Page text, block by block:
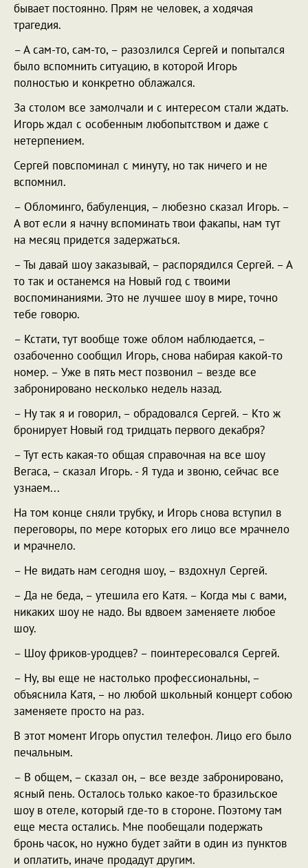
бывает постоянно. Прям не человек, а ходячая
трагедия.
– А сам-то, сам-то, – разозлился Сергей и попытался
было вспомнить ситуацию, в которой Игорь
полностью и конкретно облажался.
За столом все замолчали и с интересом стали ждать.
Игорь ждал с особенным любопытством и даже с
нетерпением.
Сергей повспоминал с минуту, но так ничего и не
вспомнил.
– Обломинго, бабуленция, – любезно сказал Игорь. –
А вот если я начну вспоминать твои факапы, нам тут
на месяц придется задержаться.
– Ты давай шоу заказывай, – распорядился Сергей. – А
то так и останемся на Новый год с твоими
воспоминаниями. Это не лучшее шоу в мире, точно
тебе говорю.
– Кстати, тут вообще тоже облом наблюдается, –
озабоченно сообщил Игорь, снова набирая какой-то
номер. – Уже в пять мест позвонил – везде все
забронировано несколько недель назад.
– Ну так я и говорил, – обрадовался Сергей. – Кто ж
бронирует Новый год тридцать первого декабря?
– Тут есть какая-то общая справочная на все шоу
Вегаса, – сказал Игорь. - Я туда и звоню, сейчас все
узнаем...
На том конце сняли трубку, и Игорь снова вступил в
переговоры, по мере которых его лицо все мрачнело
и мрачнело.
– Не видать нам сегодня шоу, – вздохнул Сергей.
– Да не беда, – утешила его Катя. – Когда мы с вами,
никаких шоу не надо. Вы вдвоем заменяете любое
шоу.
– Шоу фриков-уродцев? – поинтересовался Сергей.
– Ну, вы еще не настолько профессиональны, –
объяснила Катя, – но любой школьный концерт собою
заменяете просто на раз.
В этот момент Игорь опустил телефон. Лицо его было
печальным.
– В общем, – сказал он, – все везде забронировано,
ясный пень. Осталось только какое-то бразильское
шоу в отеле, который где-то в стороне. Поэтому там
еще места остались. Мне пообещали подержать
бронь часок, но нужно будет зайти в один из пунктов
и оплатить, иначе продадут другим.